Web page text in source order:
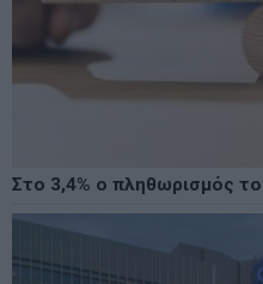
Στο 3,4% ο πληθωρισμός